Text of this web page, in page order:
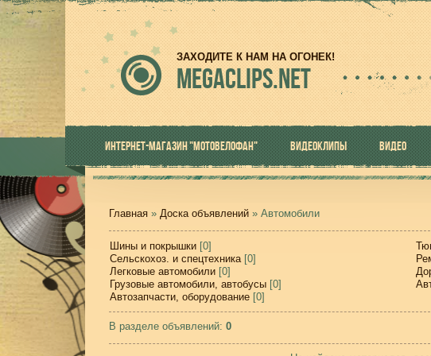
ЗАХОДИТЕ К НАМ НА ОГОНЕК!
MEGACLIPS.NET
ИНТЕРНЕТ-МАГАЗИН "МОТОВЕЛОФАН" ВИДЕОКЛИПЫ ВИДЕО
Главная » Доска объявлений » Автомобили
Шины и покрышки [0]
Сельскохоз. и спецтехника [0]
Легковые автомобили [0]
Грузовые автомобили, автобусы [0]
Автозапчасти, оборудование [0]
В разделе объявлений: 0